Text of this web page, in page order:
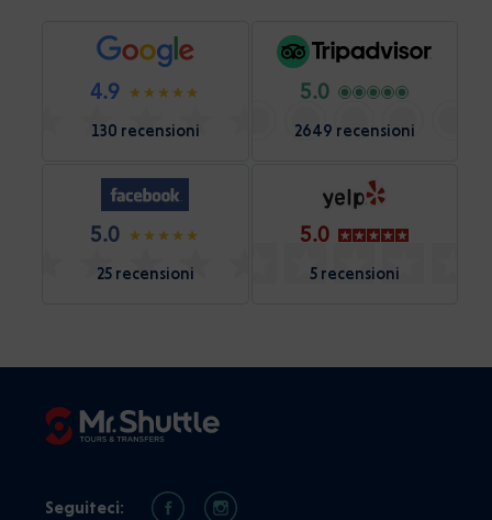
4.9
130 recensioni
5.0
2649 recensioni
5.0
25 recensioni
5.0
5 recensioni
Seguiteci: